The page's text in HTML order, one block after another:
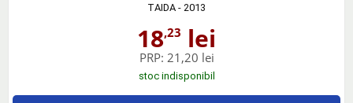
TAIDA - 2013
18,23 lei
PRP: 21,20 lei
stoc indisponibil